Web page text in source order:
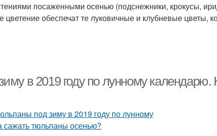
посаженными осенью (подснежники, крокусы,
обеспечат те луковичные и клубневые цветы,
в 2019 году по лунному календарю.